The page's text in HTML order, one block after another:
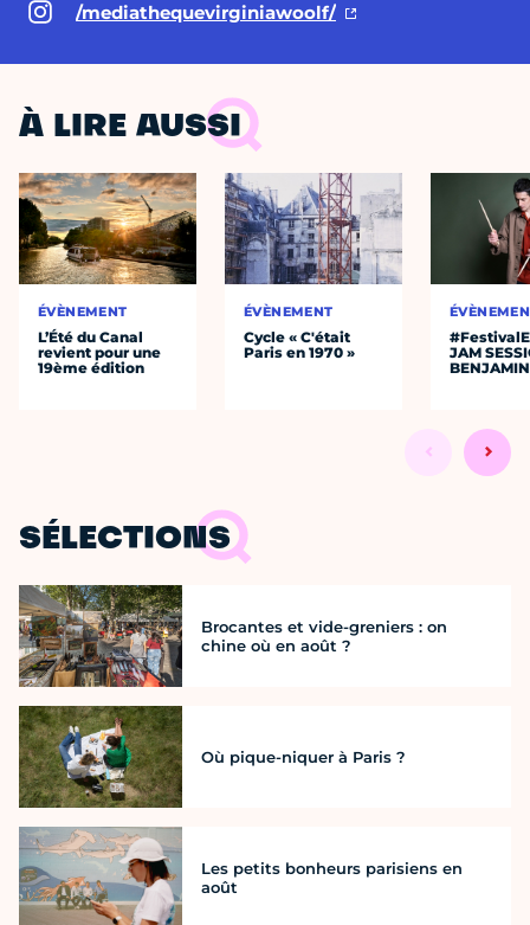
/mediathequevirginiawoolf/
À LIRE AUSSI
ÉVÈNEMENT
L’Été du Canal
revient pour une
19ème édition
ÉVÈNEMENT
Cycle « C'était
Paris en 1970 »
JAM
SÉLECTIONS
Brocantes et vide-greniers : on
chine où en août ?
Où pique-niquer à Paris ?
Les petits bonheurs parisiens en
août